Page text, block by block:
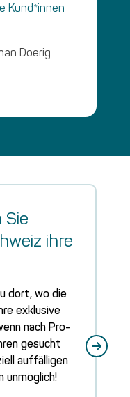
Kund*innen
Doerig
Sie
ihre
dort, wo die
exklu­si­ve
nach Pro­
gesucht
auf­fäl­li­gen
unmöglich!